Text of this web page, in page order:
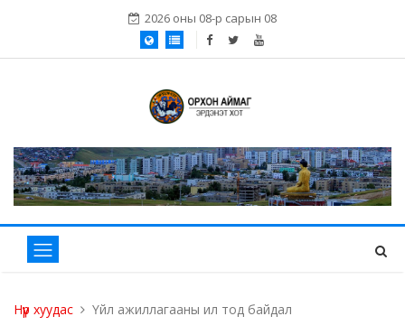
2026 оны 08-р сарын 08
Нүүр хуудас Үйл ажиллагааны ил тод байдал